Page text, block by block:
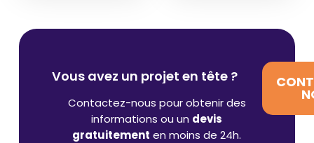
Vous avez un projet en tête ?
Contactez-nous pour obtenir des
informations ou un devis
gratuitement en moins de 24h.